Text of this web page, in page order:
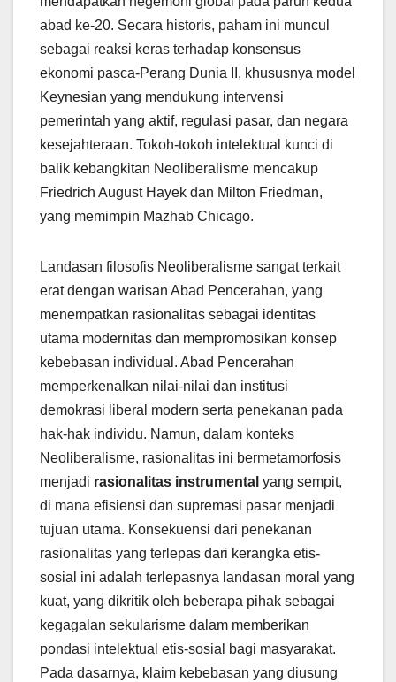
abad ke-20. Secara historis, paham ini muncul
sebagai reaksi keras terhadap konsensus
ekonomi pasca-Perang Dunia II, khususnya model
Keynesian yang mendukung intervensi
pemerintah yang aktif, regulasi pasar, dan negara
kesejahteraan. Tokoh-tokoh intelektual kunci di
balik kebangkitan Neoliberalisme mencakup
Friedrich August Hayek dan Milton Friedman,
yang memimpin Mazhab Chicago.
Landasan filosofis Neoliberalisme sangat terkait
erat dengan warisan Abad Pencerahan, yang
menempatkan rasionalitas sebagai identitas
utama modernitas dan mempromosikan konsep
kebebasan individual. Abad Pencerahan
memperkenalkan nilai-nilai dan institusi
demokrasi liberal modern serta penekanan pada
hak-hak individu. Namun, dalam konteks
Neoliberalisme, rasionalitas ini bermetamorfosis
menjadi rasionalitas instrumental yang sempit,
di mana efisiensi dan supremasi pasar menjadi
tujuan utama. Konsekuensi dari penekanan
rasionalitas yang terlepas dari kerangka etis-
sosial ini adalah terlepasnya landasan moral yang
kuat, yang dikritik oleh beberapa pihak sebagai
kegagalan sekularisme dalam memberikan
pondasi intelektual etis-sosial bagi masyarakat.
Pada dasarnya, klaim kebebasan yang diusung